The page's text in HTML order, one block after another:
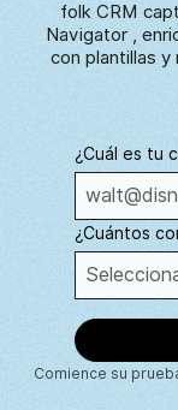
folk CRM
Navigator ,
con plantillas y
¿Cuál es tu
¿Cuántos
Comience su